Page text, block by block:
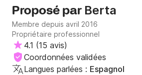
Proposé par Berta
Membre depuis avril 2016
Propriétaire professionnel
4.1 (15 avis)
Coordonnées validées
Langues parlées : Espagnol